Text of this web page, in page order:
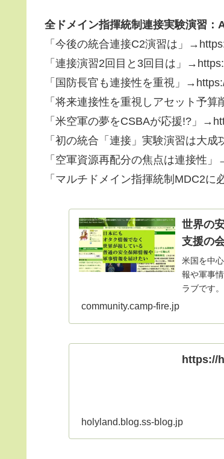
全ドメイン指揮統制連接実験演習：
「今後の統合連接C2演習は」
「連接演習2回目と3回目は」
「国防長官も連接性を重視」
「将来連接性を重視しアセット予
「米空軍の夢をCSBAが応援!?」
「初の統合「連接」実験演習は大
「空軍資源再配分の焦点は連接性
「マルチドメイン指揮統制MDC2
世界の
支援の
米国を中
報や軍事
ラブです
community.camp-fire.jp
https://
holyland.blog.ss-blog.jp